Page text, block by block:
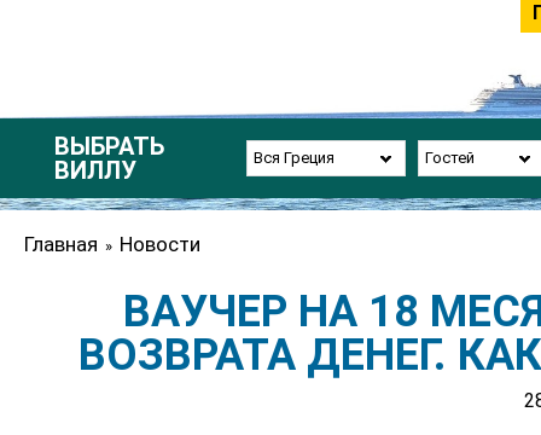
ВЫБРАТЬ
ВИЛЛУ
Вся Греция Гостей
Главная » Новости
ВАУЧЕР НА 18
ВОЗВРАТА ДЕНЕГ.